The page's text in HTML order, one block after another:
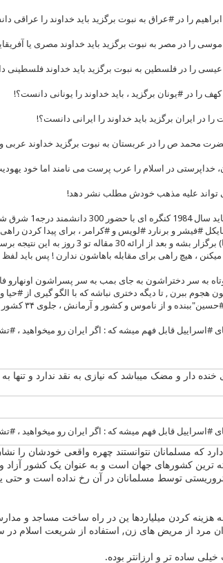
را در #عراق به نبوت برگزید باید خداوند را عراقی
را در مصر به نبوت برگزید باید خداوند مصری یا
را در فلسطین به نبوت برگزید باید خداوند فلسطینی
را در #یونان برگزید ، باید خداوند را یونانی دانست؟!
در ایران برگزید باید خداوند را ایرانی دانست؟!
محمد ص را در عربستان به نبوت برگزید خداوند عربی و
خداپرستی در اسلام را عرب پرست می نامند اما خود
تواند علیه مذهب خودش مطلب نشر دهد!
❌❌حالا
#فیشر و برنارد #لویس و #کرامر ، برای پیدا کردن
(خصوصآ و خصوصآ ایرانیا) برگزار
، هیچ راهی برای مقابله باهاشون ندارن ! پس باید
به سر دختراشون به جای بمب به سر پسراشون اونهارو
هجوم ببرن , تا دیگه دختری نباشه که با الگو گیری از
و آرمانش ، جلوی ۳۴ کشور به سرکردگی امریکا و اسراییل و با اهرم صدام ، ۸ سال مقاومت و دفاع کنه...
#اسراییل قابل فهم میشه که : اگر ایران رو میخواهید ،
دار و مضک میباشد که نیازی به نقد ندارد و تنها
#اسراییل قابل فهم میشه که : اگر ایران رو میخواهید ،
که مسلمانان نتوانستند چهره واقعی خودشان را
ترین کشورهای جهان است و به عنوان یک کشور آزاد
تروریستی توسط مسلمانان در آن رخ نداده است و
هزینه کردن میلیاردها ین در راه ساخت مساجد
مرد از مریض های زن, استفاده از شریعت اسلام
ساده تر و ارزانتر بوده.